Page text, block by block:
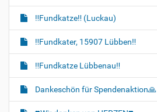
‼️Fundkatze‼️ (Luckau)
‼️Fundkater, 15907 Lübben‼️
‼️Fundkatze Lübbenau‼️
Dankeschön für Spendenaktion🙏